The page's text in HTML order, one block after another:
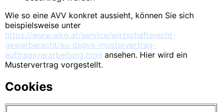
Wie so eine AVV konkret aussieht, können Sie sich
beispielsweise unter
https://www.wko.at/service/wirtschaftsrecht-
gewerberecht/eu-dsgvo-mustervertrag-
auftragsverarbeitung.html ansehen. Hier wird ein
Mustervertrag vorgestellt.
Cookies